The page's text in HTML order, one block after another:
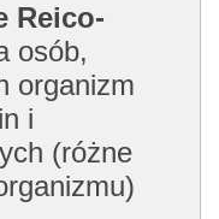
Reico-
osób,
organizm
i
(różne